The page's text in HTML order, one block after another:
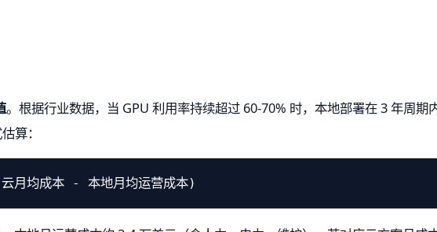
。根据行业数据，当 GPU 利用率持续超过 60-70% 时，本地部署在 3 年周期
算：